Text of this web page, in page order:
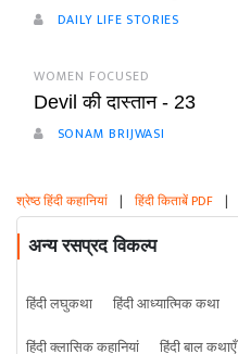
DAILY LIFE STORIES
WOMEN FOCUSED
Devil की दास्तान - 23
SONAM BRIJWASI
श्रेष्ठ हिंदी कहानियां | हिंदी किताबें PDF |
अन्य रसप्रद विकल्प
हिंदी लघुकथा हिंदी आध्यात्मिक कथा
हिंदी क्लासिक कहानियां
हिंदी बाल कथाएँ